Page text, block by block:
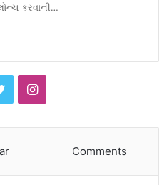
કરવાની…
i
t
I
t
Comments